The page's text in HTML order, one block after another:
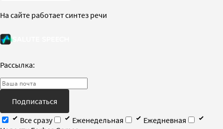
На сайте работает синтез речи
Рассылка:
Подписаться
Все сразу
Еженедельная
Ежедневная